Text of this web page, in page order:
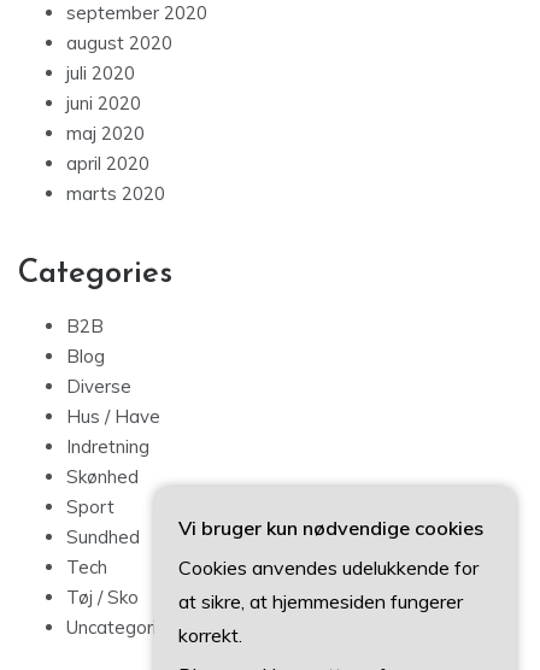
september 2020
august 2020
juli 2020
juni 2020
maj 2020
april 2020
marts 2020
Categories
B2B
Blog
Diverse
Hus / Have
Indretning
Skønhed
Sport
Sundhed
Tech
Tøj / Sko
Uncategorized
Vi bruger kun nødvendige cookies
Cookies anvendes udelukkende for
at sikre, at hjemmesiden fungerer
korrekt.